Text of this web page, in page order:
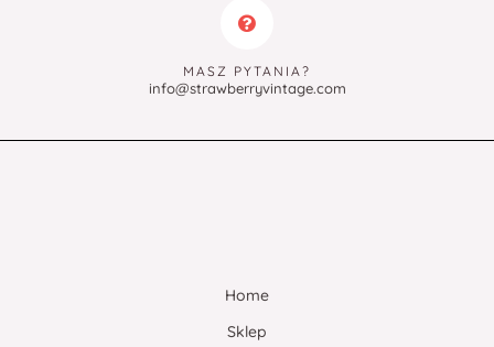
MASZ PYTANIA?
info@strawberryvintage.com
Home
Sklep